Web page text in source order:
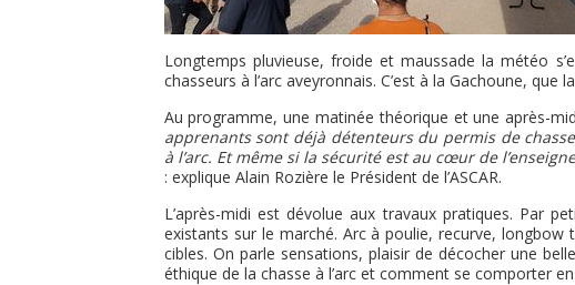
Longtemps pluvieuse, froide et maussade la météo
chasseurs à l’arc aveyronnais. C’est à la Gachoune, que
Au programme, une matinée théorique et une après-
apprenants sont déjà détenteurs du permis de
à l’arc. Et même si la sécurité est au cœur de
: explique Alain Rozière le Président de l’ASCAR.
L’après-midi est dévolue aux travaux pratiques. Par
existants sur le marché. Arc à poulie, recurve,
cibles. On parle sensations, plaisir de décocher une
éthique de la chasse à l’arc et comment se comporter